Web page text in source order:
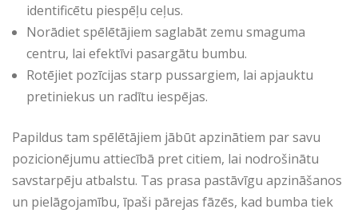
identificētu piespēļu ceļus.
Norādiet spēlētājiem saglabāt zemu smaguma
centru, lai efektīvi pasargātu bumbu.
Rotējiet pozīcijas starp pussargiem, lai apjauktu
pretiniekus un radītu iespējas.
Papildus tam spēlētājiem jābūt apzinātiem par savu
pozicionējumu attiecībā pret citiem, lai nodrošinātu
savstarpēju atbalstu. Tas prasa pastāvīgu apzināšanos
un pielāgojamību, īpaši pārejas fāzēs, kad bumba tiek